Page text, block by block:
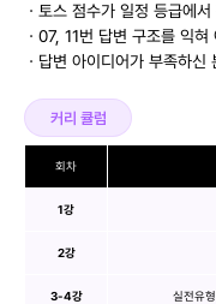
ㆍ토스 점수가 일정 등급에
ㆍ07, 11번 답변 구조를 익
ㆍ답변 아이디어가 부족하신
커리 큘럼
회차
1강
2강
3-4강 실전유